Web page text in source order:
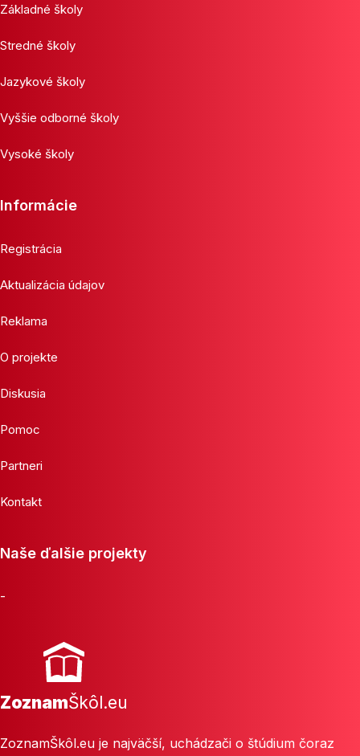
Základné školy
Stredné školy
Jazykové školy
Vyššie odborné školy
Vysoké školy
Informácie
Registrácia
Aktualizácia údajov
Reklama
O projekte
Diskusia
Pomoc
Partneri
Kontakt
Naše ďalšie projekty
-
ZoznamŠkôl.eu
ZoznamŠkôl.eu je najväčší, uchádzači o štúdium čoraz